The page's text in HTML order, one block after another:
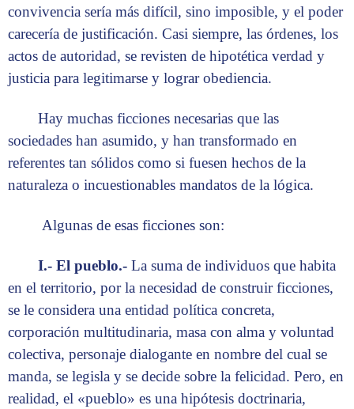
convivencia sería más difícil, sino imposible, y el poder
carecería de justificación. Casi siempre, las órdenes, los
actos de autoridad, se revisten de hipotética verdad y
justicia para legitimarse y lograr obediencia.
Hay muchas ficciones necesarias que las
sociedades han asumido, y han transformado en
referentes tan sólidos como si fuesen hechos de la
naturaleza o incuestionables mandatos de la lógica.
Algunas de esas ficciones son:
I.- El pueblo.-La suma de individuos que habita
en el territorio, por la necesidad de construir ficciones,
se le considera una entidad política concreta,
corporación multitudinaria, masa con alma y voluntad
colectiva, personaje dialogante en nombre del cual se
manda, se legisla y se decide sobre la felicidad. Pero, en
realidad, el «pueblo» es una hipótesis doctrinaria,